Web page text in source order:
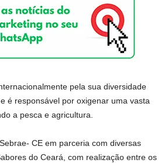
pela sua diversidade
é responsável por oxigenar uma vasta
a pesca e agricultura.
CE em parceria com diversas
do Ceará, com realização entre os